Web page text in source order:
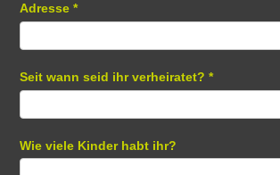
Adresse *
Seit wann seid ihr verheiratet? *
Wie viele Kinder habt ihr?